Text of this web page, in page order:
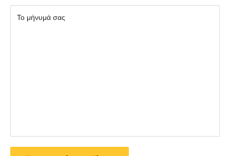
Το μήνυμά σας